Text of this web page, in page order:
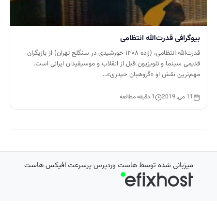
بیوگرافی قدرت‌الله انتظامی
قدرت‌الله انتظامی، (زاده ۱۳۰۸ خورشیدی در سنگلج تهران) از بازیگران
قدیمی سینما و تلویزیون قبل از انقلاب و موسیقیدان ایرانی است.
مهم‌ترین نقش او «گروهبان حیدری»…
11 می, 2019 1 دقیقه مطالعه
میزبانی شده توسطهاست وردپرس پرسرعتافیکس هاست